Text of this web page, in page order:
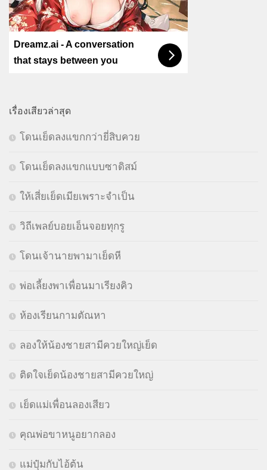
Dreamz.ai - A conversation
that stays between you
เรื่องเสียวล่าสุด
โดนเย็ดลงแขกกว่ายี่สิบควย
โดนเย็ดลงแขกแบบซาดิสม์
ให้เสี่ยเย็ดเมียเพราะจำเป็น
วิถีเพลย์บอยเอ็นจอยทุกรู
โดนเจ้านายพามาเย็ดหี
พ่อเลี้ยงพาเพื่อนมาเรียงคิว
ห้องเรียนกามตัณหา
ลองให้น้องชายสามีควยใหญ่เย็ด
ติดใจเย็ดน้องชายสามีควยใหญ่
เย็ดแม่เพื่อนลองเสียว
คุณพ่อขาหนูอยากลอง
แม่ปุ๋มกับไอ้ต้น